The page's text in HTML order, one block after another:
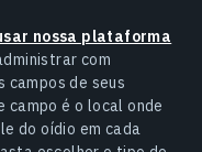
nossa plataforma
com
de seus
campo é o local onde
do oídio em cada